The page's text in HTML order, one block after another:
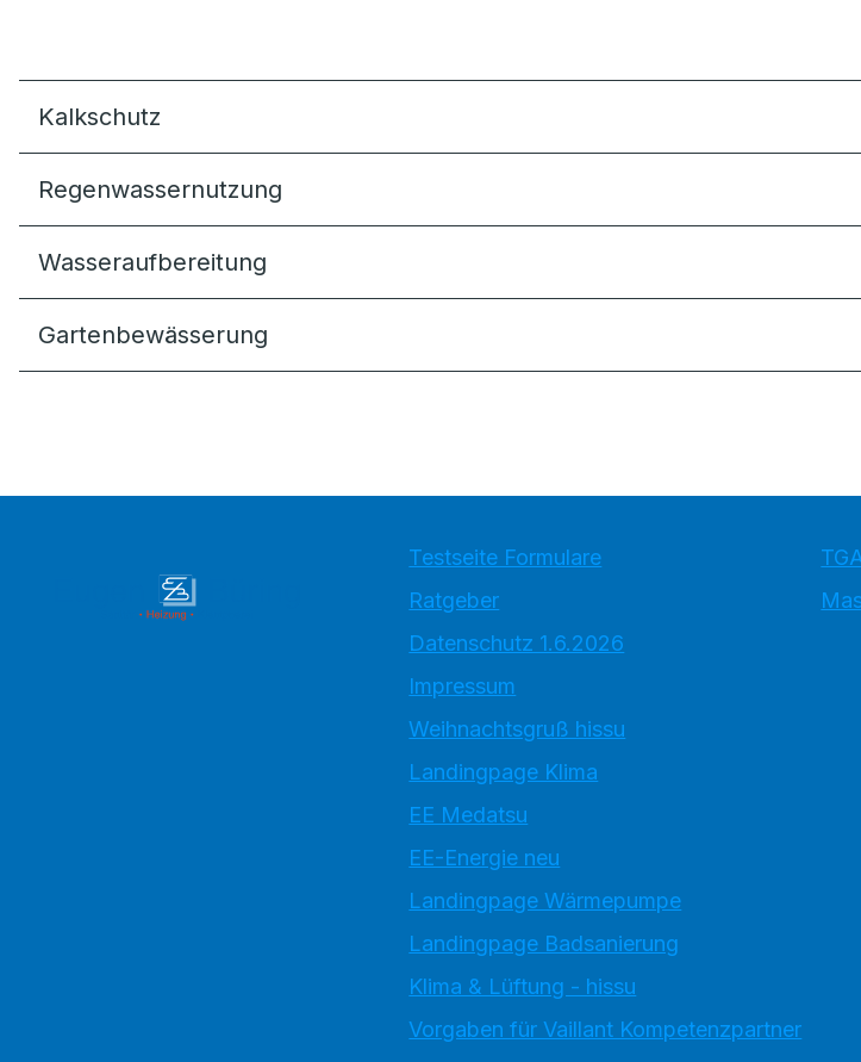
Kalkschutz
Regenwassernutzung
Wasseraufbereitung
Gartenbewässerung
Testseite Formulare
Ratgeber
Datenschutz 1.6.2026
Impressum
Weihnachtsgruß hissu
Landingpage Klima
EE Medatsu
EE-Energie neu
Landingpage Wärmepumpe
Landingpage Badsanierung
Klima & Lüftung - hissu
Vorgaben für Vaillant Kompetenzpartner